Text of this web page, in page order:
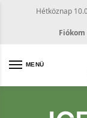
Hétköznap
Fiókom
MENÜ